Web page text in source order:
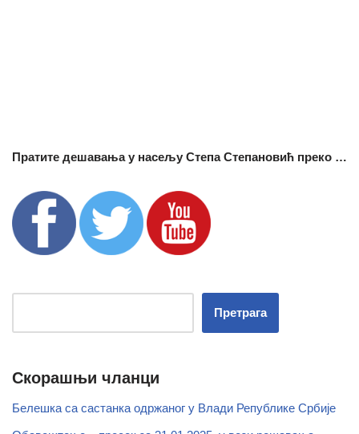
Пратите дешавања у насељу Степа Степановић преко …
Претрага
Скорашњи чланци
Белешка са састанка одржаног у Влади Републике Србије